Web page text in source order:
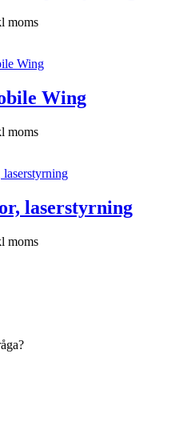
moms
Wing
moms
laserstyrning
moms